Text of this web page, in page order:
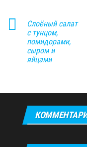
Слоёный салат
с тунцом,
помидорами,
сыром и
яйцами